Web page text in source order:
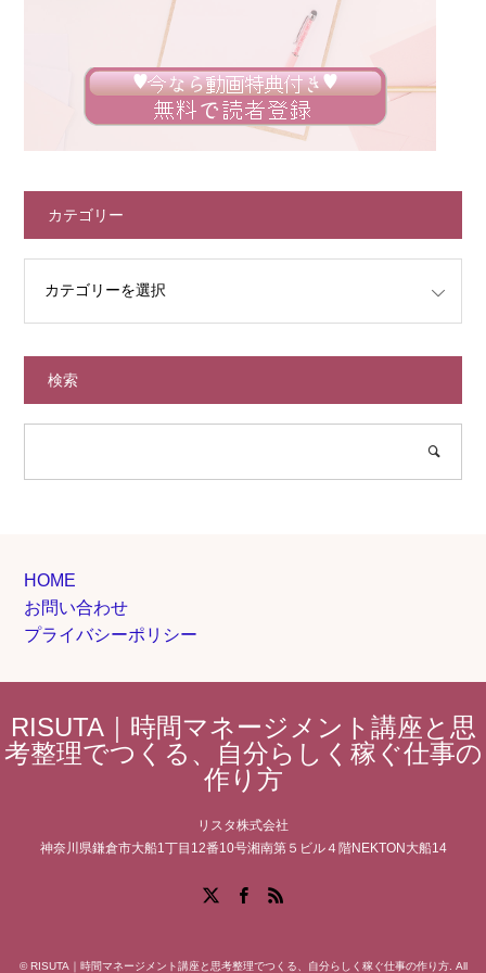
カテゴリー
検索
HOME
お問い合わせ
プライバシーポリシー
RISUTA｜時間マネージメント講座と思
考整理でつくる、自分らしく稼ぐ仕事の
作り方
リスタ株式会社
神奈川県鎌倉市大船1丁目12番10号湘南第５ビル４階NEKTON大船14
©RISUTA｜時間マネージメント講座と思考整理でつくる、自分らしく稼ぐ仕事の作り方. All